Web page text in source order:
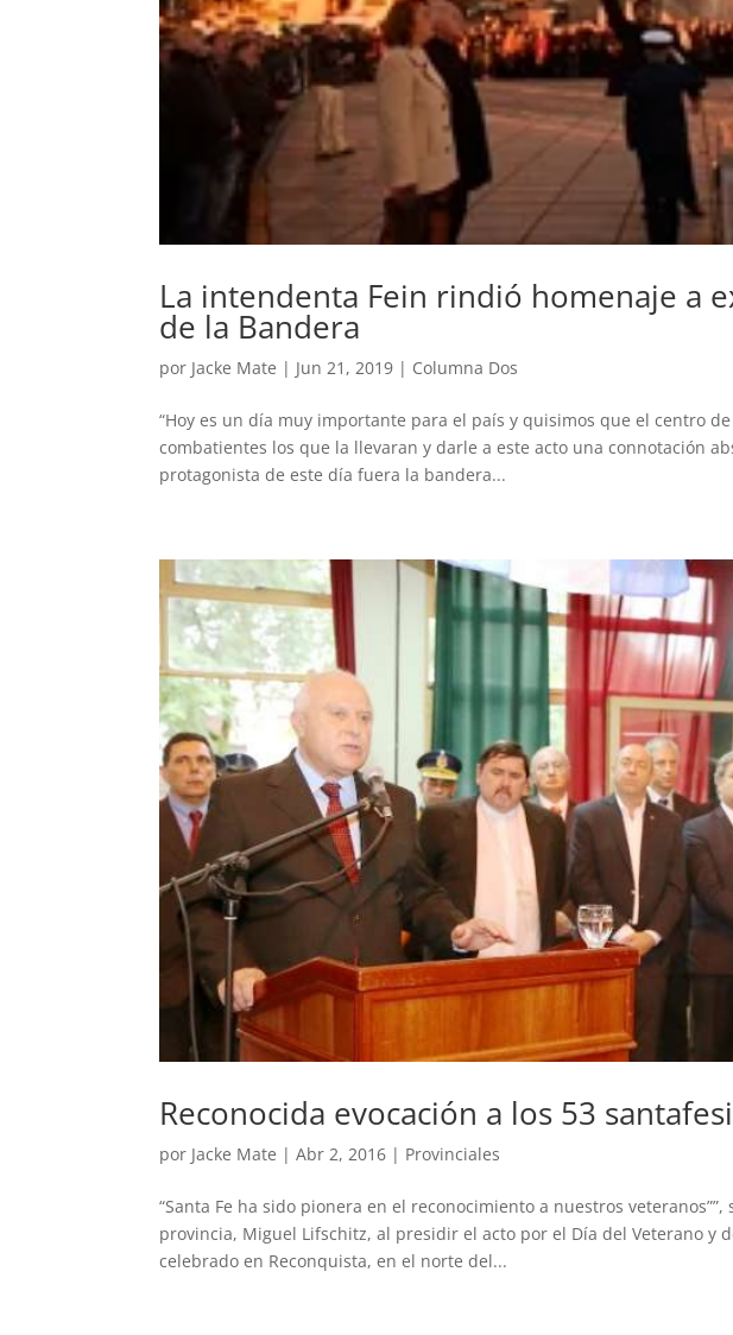
La intendenta Fein rindió homenaje a
de la Bandera
por Jacke Mate | Jun 21, 2019 | Columna Dos
“Hoy es un día muy importante para el país y quisimos que el centro
combatientes los que la llevaran y darle a este acto una connotación
protagonista de este día fuera la bandera...
Reconocida evocación a los 53
por Jacke Mate |Abr 2, 2016 | Provinciales
“Santa Fe ha sido pionera en el reconocimiento a nuestros
provincia, Miguel Lifschitz, al presidir el acto por el Día del Veterano y
celebrado en Reconquista, en el norte del...